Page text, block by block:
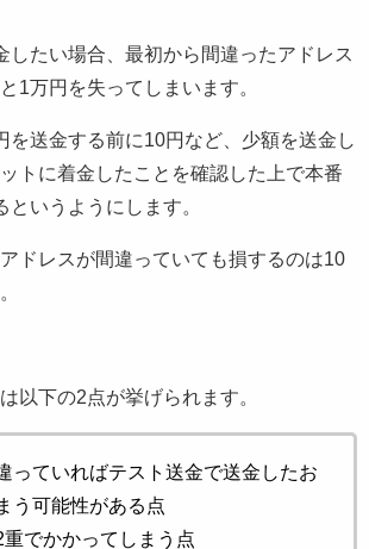
したい場合、最初から間違ったアドレス
1万円を失ってしまいます。
を送金する前に10円など、少額を送金し
トに着金したことを確認した上で本番
いうようにします。
ドレスが間違っていても損するのは10
以下の2点が挙げられます。
っていればテスト送金で送金したお
う可能性がある点
でかかってしまう点